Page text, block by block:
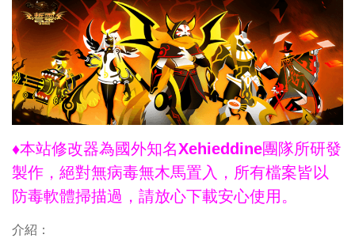
♦本站修改器為國外知名Xehieddine團隊所研發
製作，絕對無病毒無木馬置入，所有檔案皆以
防毒軟體掃描過，請放心下載安心使用。
介紹：